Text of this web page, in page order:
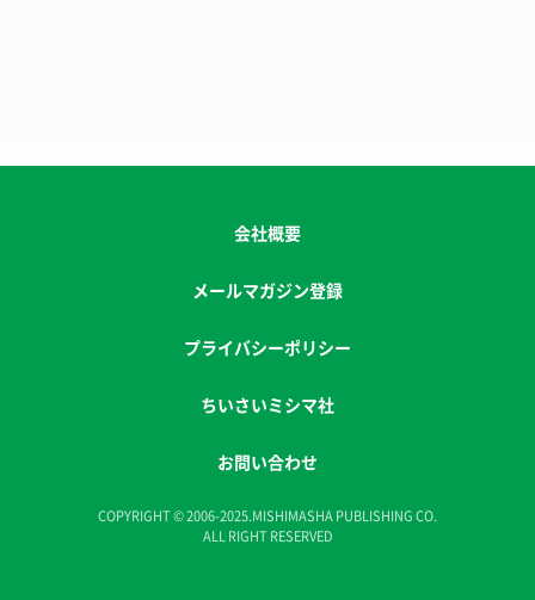
会社概要
メールマガジン登録
プライバシーポリシー
ちいさいミシマ社
お問い合わせ
COPYRIGHT © 2006-2025.MISHIMASHA PUBLISHING CO.
ALL RIGHT RESERVED